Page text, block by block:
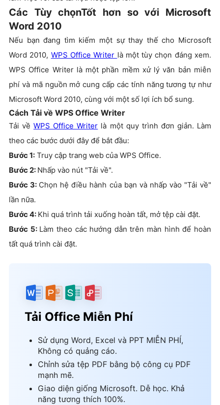
Các Tùy chọnTốt hơn so với Microsoft
Word 2010
Nếu bạn đang tìm kiếm một sự thay thế cho Microsoft
Word 2010, WPS Office Writer là một tùy chọn đáng xem.
WPS Office Writer là một phần mềm xử lý văn bản miễn
phí và mã nguồn mở cung cấp các tính năng tương tự như
Microsoft Word 2010, cùng với một số lợi ích bổ sung.
Cách Tải về WPS Office Writer
Tải vềWPS Office Writer là một quy trình đơn giản. Làm
theo các bước dưới đây để bắt đầu:
Bước 1: Truy cập trang web của WPS Office.
Bước 2: Nhấp vào nút "Tải về".
Bước 3: Chọn hệ điều hành của bạn và nhấp vào "Tải về"
lần nữa.
Bước 4: Khi quá trình tải xuống hoàn tất, mở tệp cài đặt.
Bước 5: Làm theo các hướng dẫn trên màn hình để hoàn
tất quá trình cài đặt.
Tải Office Miễn Phí
Sử dụng Word, Excel và PPT MIỄN PHÍ,
Không có quảng cáo.
Chỉnh sửa tệp PDF bằng bộ công cụ PDF
mạnh mẽ.
Giao diện giống Microsoft. Dễ học. Khả
năng tương thích 100%.